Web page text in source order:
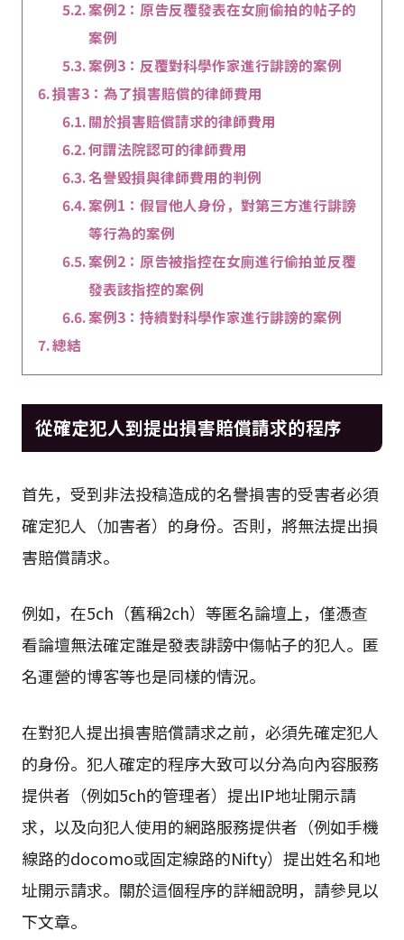
案例2：原告反覆發表在女廁偷拍的帖子的
案例
案例3：反覆對科學作家進行誹謗的案例
損害3：為了損害賠償的律師費用
關於損害賠償請求的律師費用
何謂法院認可的律師費用
名譽毀損與律師費用的判例
案例1：假冒他人身份，對第三方進行誹謗
等行為的案例
案例2：原告被指控在女廁進行偷拍並反覆
發表該指控的案例
案例3：持續對科學作家進行誹謗的案例
總結
從確定犯人到提出損害賠償請求的程序
首先，受到非法投稿造成的名譽損害的受害者必須
確定犯人（加害者）的身份。否則，將無法提出損
害賠償請求。
例如，在5ch（舊稱2ch）等匿名論壇上，僅憑查
看論壇無法確定誰是發表誹謗中傷帖子的犯人。匿
名運營的博客等也是同樣的情況。
在對犯人提出損害賠償請求之前，必須先確定犯人
的身份。犯人確定的程序大致可以分為向內容服務
提供者（例如5ch的管理者）提出IP地址開示請
求，以及向犯人使用的網路服務提供者（例如手機
線路的docomo或固定線路的Nifty）提出姓名和地
址開示請求。關於這個程序的詳細說明，請參見以
下文章。